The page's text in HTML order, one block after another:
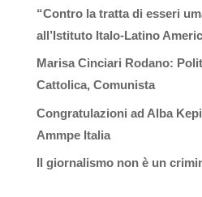
“Contro la tratta di esseri
all’Istituto Italo-Latino
Marisa Cinciari Rodano:
Cattolica, Comunista
Congratulazioni ad Alba
Ammpe Italia
Il giornalismo non è un